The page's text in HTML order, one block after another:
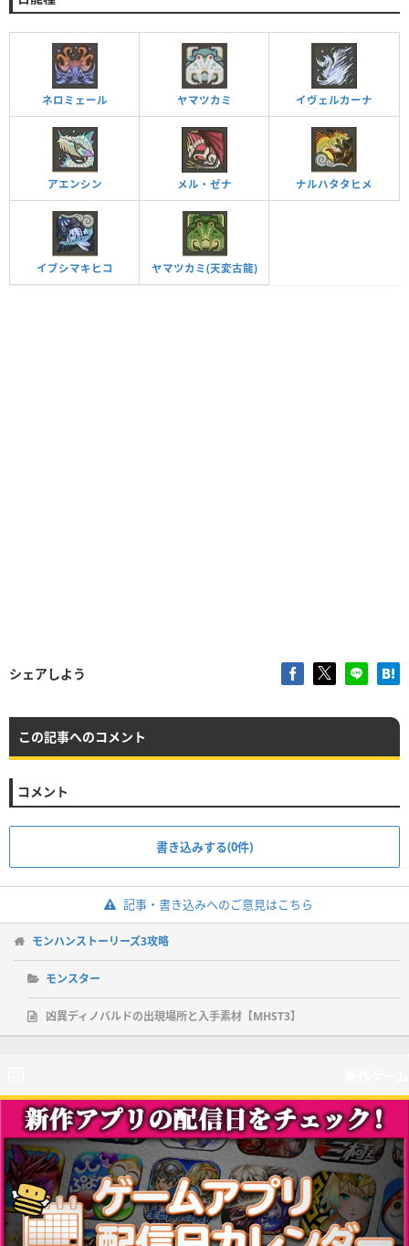
ネロミェール ヤマツカミ イヴェルカーナ
アエンシン メル・ゼナ ナルハタタヒメ
イブシマキヒコ ヤマツカミ(天変古龍)
シェアしよう
この記事へのコメント
コメント
書き込みする(0件)
記事・書き込みへのご意見はこちら
モンハンストーリーズ3攻略
モンスター
凶異ディノバルドの出現場所と入手素材【MHST3】